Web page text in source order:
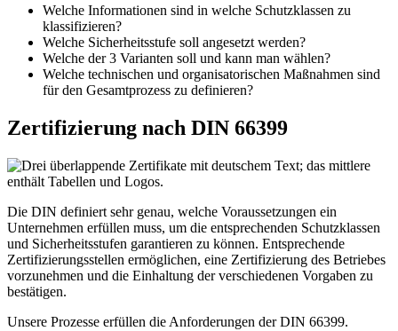
Welche Informationen sind in welche Schutzklassen zu
klassifizieren?
Welche Sicherheitsstufe soll angesetzt werden?
Welche der 3 Varianten soll und kann man wählen?
Welche technischen und organisatorischen Maßnahmen sind
für den Gesamtprozess zu definieren?
Zertifizierung nach DIN 66399
Die DIN definiert sehr genau, welche Voraussetzungen ein
Unternehmen erfüllen muss, um die entsprechenden Schutzklassen
und Sicherheitsstufen garantieren zu können. Entsprechende
Zertifizierungsstellen ermöglichen, eine Zertifizierung des Betriebes
vorzunehmen und die Einhaltung der verschiedenen Vorgaben zu
bestätigen.
Unsere Prozesse erfüllen die Anforderungen der DIN 66399.